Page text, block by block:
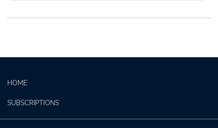
HOME
SUBSCRIPTIONS